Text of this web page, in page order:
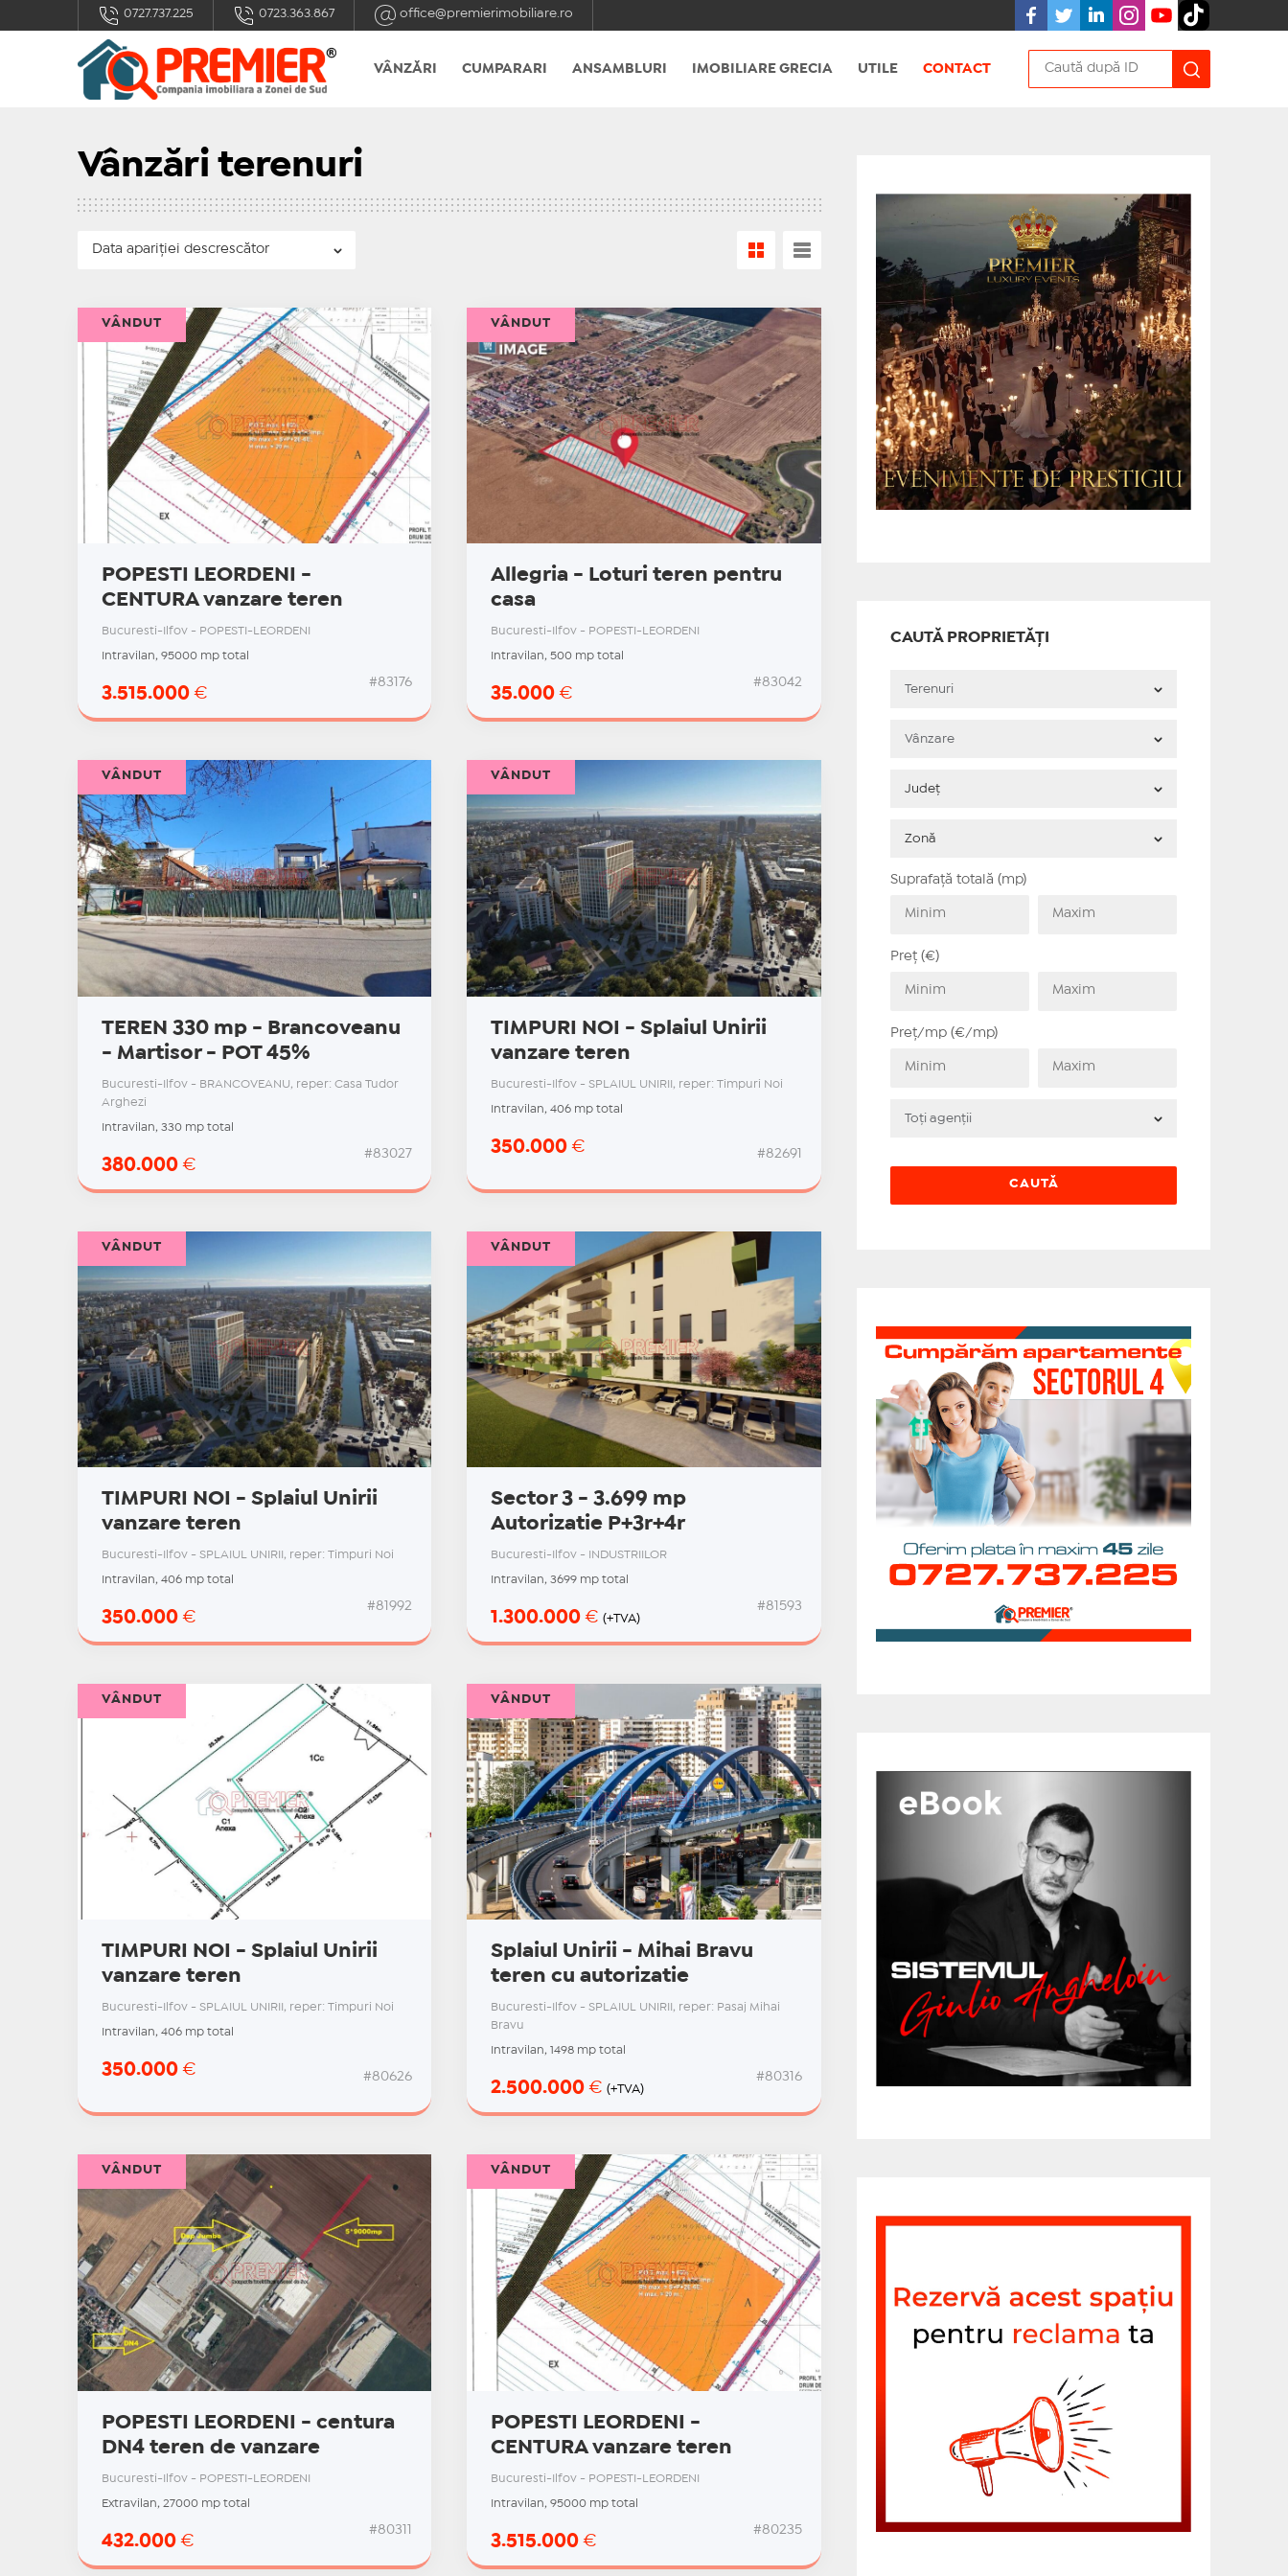
0727.737.225 0723.363.867 office@premierimobiliare.ro
VÂNZĂRI CUMPARARI ANSAMBLURI IMOBILIARE GRECIA UTILE CONTACT
Vânzări terenuri
POPESTI LEORDENI -
CENTURA vanzare teren
Bucuresti-Ilfov - POPESTI-LEORDENI
Intravilan, 95000 mp total
3.515.000 €
#83176
VÂNDUT
Allegria - Loturi teren pentru
casa
Bucuresti-Ilfov - POPESTI-LEORDENI
Intravilan, 500 mp total
35.000€
#83042
VÂNDUT
TEREN 330 mp - Brancoveanu
- Martisor - POT 45%
Bucuresti-Ilfov - BRANCOVEANU, reper: Casa Tudor
Arghezi
Intravilan, 330 mp total
380.000 €
#83027
VÂNDUT
TIMPURI NOI - Splaiul Unirii
vanzare teren
Bucuresti-Ilfov - SPLAIUL UNIRII, reper: Timpuri Noi
Intravilan, 406 mp total
350.000€ #82691
VÂNDUT
TIMPURI NOI - Splaiul Unirii
vanzare teren
Bucuresti-Ilfov - SPLAIUL UNIRII, reper: Timpuri Noi
Intravilan, 406 mp total
350.000 €
#81992
VÂNDUT
Sector 3 - 3.699 mp
Autorizatie P+3r+4r
Bucuresti-Ilfov - INDUSTRIILOR
Intravilan, 3699 mp total
1.300.000€ (+TVA)
#81593
VÂNDUT
TIMPURI NOI - Splaiul Unirii
vanzare teren
Bucuresti-Ilfov - SPLAIUL UNIRII, reper: Timpuri Noi
Intravilan, 406 mp total
350.000 € #80626
VÂNDUT
Splaiul Unirii - Mihai Bravu
teren cu autorizatie
Bucuresti-Ilfov - SPLAIUL UNIRII, reper: Pasaj Mihai
Bravu
Intravilan, 1498 mp total
2.500.000€ (+TVA)
#80316
VÂNDUT
POPESTI LEORDENI - centura
DN4 teren de vanzare
Bucuresti-Ilfov - POPESTI-LEORDENI
Extravilan, 27000 mp total
432.000 €
#80311
VÂNDUT
POPESTI LEORDENI -
CENTURA vanzare teren
Bucuresti-Ilfov - POPESTI-LEORDENI
Intravilan, 95000 mp total
3.515.000€
#80235
VÂNDUT
CAUTĂ PROPRIETĂȚI
Suprafață totală (mp)
Preț (€)
Preț/mp (€/mp)